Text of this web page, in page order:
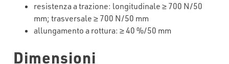
resistenza atrazione: longitudinale ≥ 700 N/50
mm;trasversale ≥ 700 N/50 mm
allungamento a rottura: ≥ 40 %/50 mm
Dimensioni